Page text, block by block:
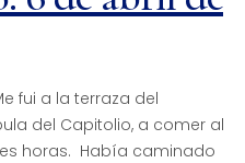
fui a la terraza del
del Capitolio, a comer al
horas. Había caminado